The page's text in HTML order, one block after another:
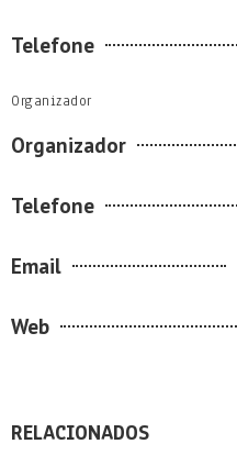
Telefone
Organizador
Organizador
Telefone
Email
Web
RELACIONADOS